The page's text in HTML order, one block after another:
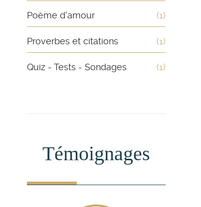
Poème d'amour (1)
Proverbes et citations (1)
Quiz - Tests - Sondages (1)
Témoignages